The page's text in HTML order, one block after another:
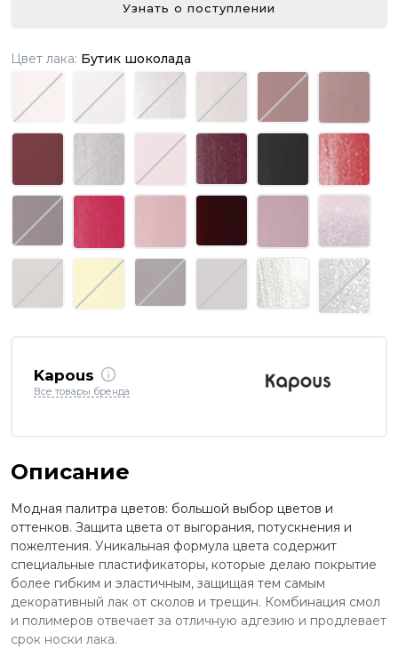
Узнать о поступлении
Цвет лака: Бутик шоколада
Kapous
Все товары бренда
Описание
Модная палитра цветов: большой выбор цветов и
оттенков. Защита цвета от выгорания, потускнения и
пожелтения. Уникальная формула цвета содержит
специальные пластификаторы, которые делаю покрытие
более гибким и эластичным, защищая тем самым
декоративный лак от сколов и трещин. Комбинация смол
и полимеров отвечает за отличную адгезию и продлевает
срок носки лака.